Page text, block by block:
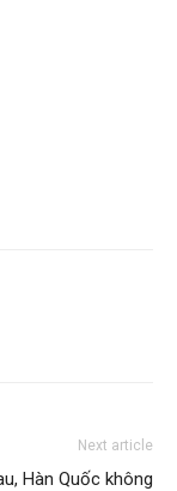
Next article
Hàn Quốc không